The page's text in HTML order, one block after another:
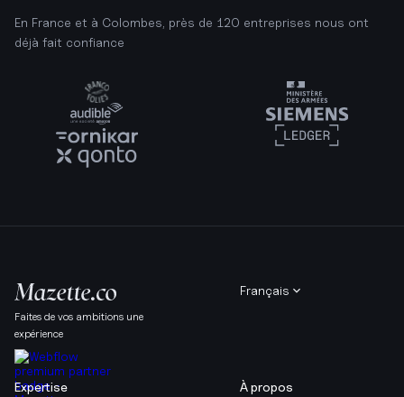
En France et à Colombes, près de 120 entreprises nous ont
déjà fait confiance
Faites de vos ambitions une
expérience
Français
À propos
Expertise